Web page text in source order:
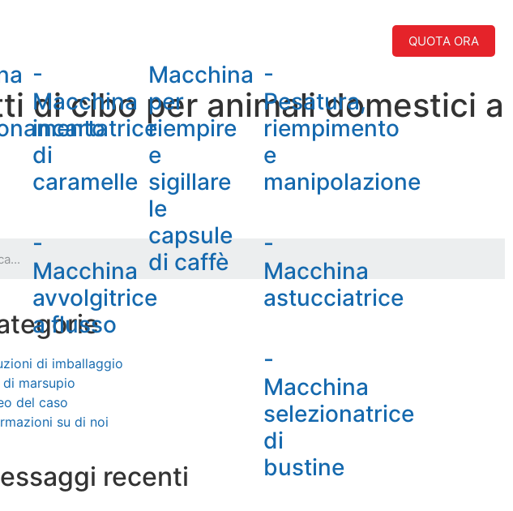
-
Macchina
incartatrice
di
caramelle
-
Macchina
avvolgitrice
a flusso
Macchina
per
riempire
e
sigillare
le
capsule
di caffè
-
Pesatura,
riempimento
e
manipolazione
-
Macchina
astucciatrice
-
Macchina
selezionatrice
di
bustine
QUOTA ORA
di cibo per animali domestici a
di imballaggio
di marsupio
del caso
su di noi
recenti